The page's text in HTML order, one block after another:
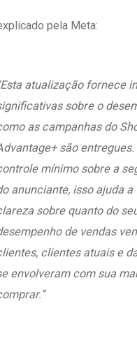
pela Meta:
atualização fornece
sobre o
as campanhas do
são
mínimo sobre a
anunciante, isso ajuda
sobre quanto do
de vendas
clientes atuais e
envolveram com sua